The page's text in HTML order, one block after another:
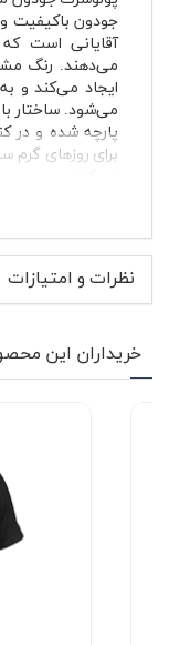
جودون باکیفیت و
آقایانی است
می‌دهند. رنگ
ایجاد می‌کند و
می‌شود. ساختار
پارچه شده و در
برای روزهای
در طراحی
تنظیم باز یا
اما کاربردی
جنس
رنگ: مشکی
یقه‌دار
بدون
دوام بالا
مناسب
پارچه جودون
محبوب‌ترین
پارچه علاوه بر
نظرات و امتیازات
خریداران این